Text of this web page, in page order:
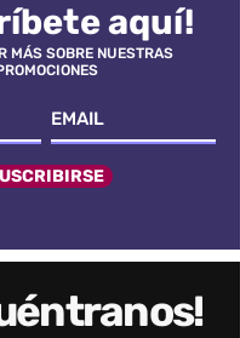
aquí!
MÁS SOBRE NUESTRAS